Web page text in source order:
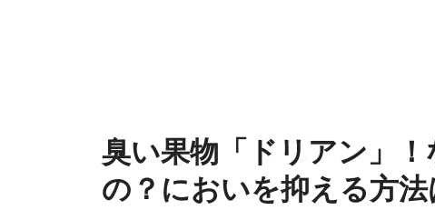
臭い果物「ドリアン」
の？においを抑える方法